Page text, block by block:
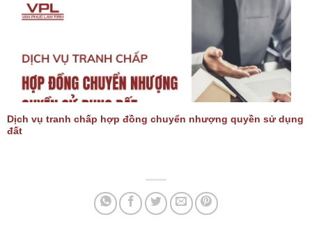
Dịch vụ tranh chấp hợp đồng chuyển nhượng quyền sử dụng
đất